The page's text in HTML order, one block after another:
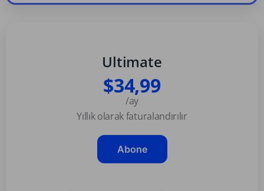
Ultimate
$34,99
/ay
Yıllık olarak faturalandırılır
Abone